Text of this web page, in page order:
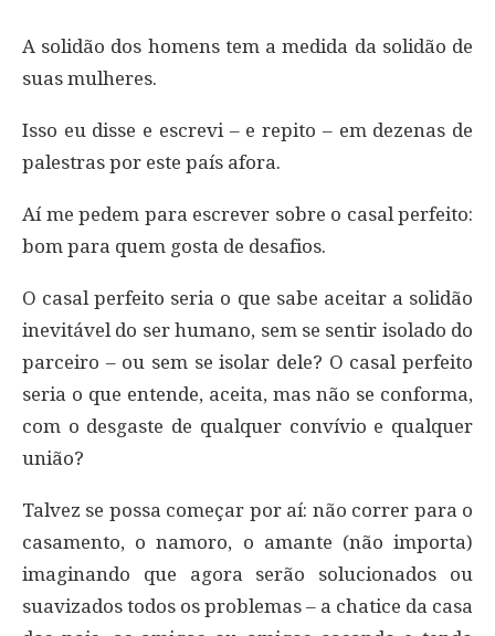
A solidão dos homens tem a medida da solidão de
suas mulheres.
Isso eu disse e escrevi – e repito – em dezenas de
palestras por este país afora.
Aí me pedem para escrever sobre o casal perfeito:
bom para quem gosta de desafios.
O casal perfeito seria o que sabe aceitar a solidão
inevitável do ser humano, sem se sentir isolado do
parceiro – ou sem se isolar dele? O casal perfeito
seria o que entende, aceita, mas não se conforma,
com o desgaste de qualquer convívio e qualquer
união?
Talvez se possa começar por aí: não correr para o
casamento, o namoro, o amante (não importa)
imaginando que agora serão solucionados ou
suavizados todos os problemas – a chatice da casa